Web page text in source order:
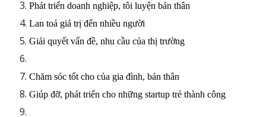
Phát triển doanh nghiệp, tôi luyện bản thân
Lan toả giá trị đến nhiều người
Giải quyết vấn đề, nhu cầu của thị trường
Chăm sóc tốt cho của gia đình, bản thân
Giúp đỡ, phát triển cho những startup trẻ thành công